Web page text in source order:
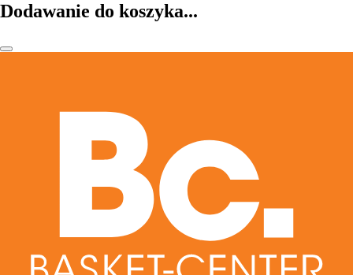
Dodawanie do koszyka...